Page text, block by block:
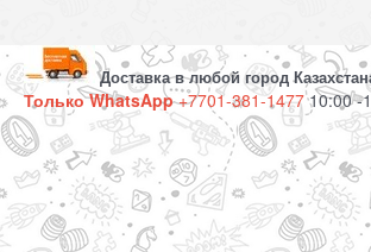
Доставка в любой город
Только WhatsApp+7701-381-147710:00 -